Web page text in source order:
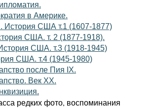
в Америке.
История США т.1 (1607-1877)
США. т. 2 (1877-1918).
США. т.3 (1918-1945)
США. т.4 (1945-1980)
после Пия IX.
Век ХХ.
редких фото, воспоминания